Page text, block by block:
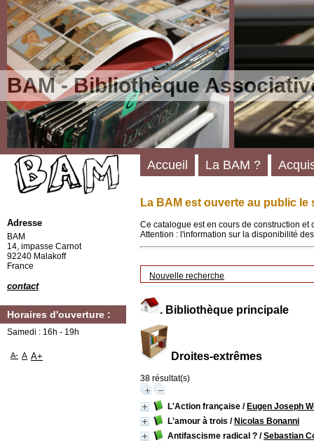
BAM - Bibliothèque
La BAM est ouverte au public le
Ce catalogue est en cours de construction
Attention : l'information sur la disponibilité
Nouvelle recherche
. Bibliothèque principale
Droites-extrêmes
38 résultat(s)
L'Action française / Eugen Joseph
L'amour à trois / Nicolas Bonanni
Antifascisme radical ? /Sebastian
Accueil La BAM ?
Adresse
BAM
14, impasse Carnot
92240 Malakoff
France
contact
Horaires d'ouverture :
Samedi : 16h - 19h
A- A A+